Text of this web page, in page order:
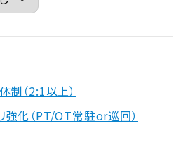
制（2:1以上）
強化（PT/OT常駐or巡回）